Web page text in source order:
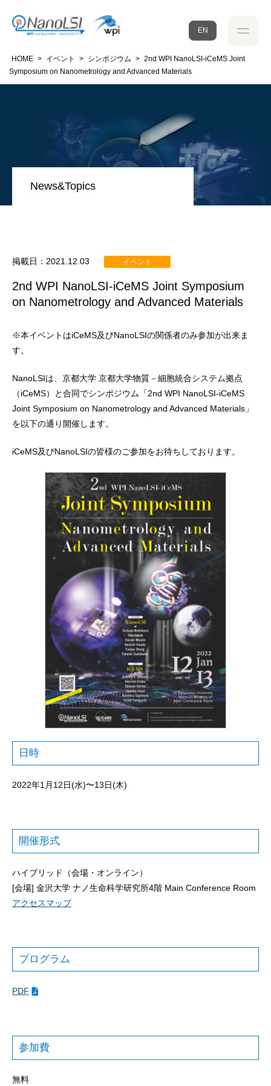
EN
HOME > イベント > シンポジウム > 2nd WPI NanoLSI-iCeMS Joint
Symposium on Nanometrology and Advanced Materials
News&Topics
掲載日：2021.12.03 イベント
2nd WPI NanoLSI-iCeMS Joint Symposium
on Nanometrology and Advanced Materials
※本イベントはiCeMS及びNanoLSIの関係者のみ参加が出来ま
す。
NanoLSIは、京都大学 京都大学物質－細胞統合システム拠点
（iCeMS）と合同でシンポジウム「2nd WPI NanoLSI-iCeMS
Joint Symposium on Nanometrology and Advanced Materials」
を以下の通り開催します。
iCeMS及びNanoLSIの皆様のご参加をお待ちしております。
日時
2022年1月12日(水)〜13日(木)
開催形式
ハイブリッド（会場・オンライン）
[会場] 金沢大学 ナノ生命科学研究所4階 Main Conference Room
アクセスマップ
プログラム
PDF
参加費
無料